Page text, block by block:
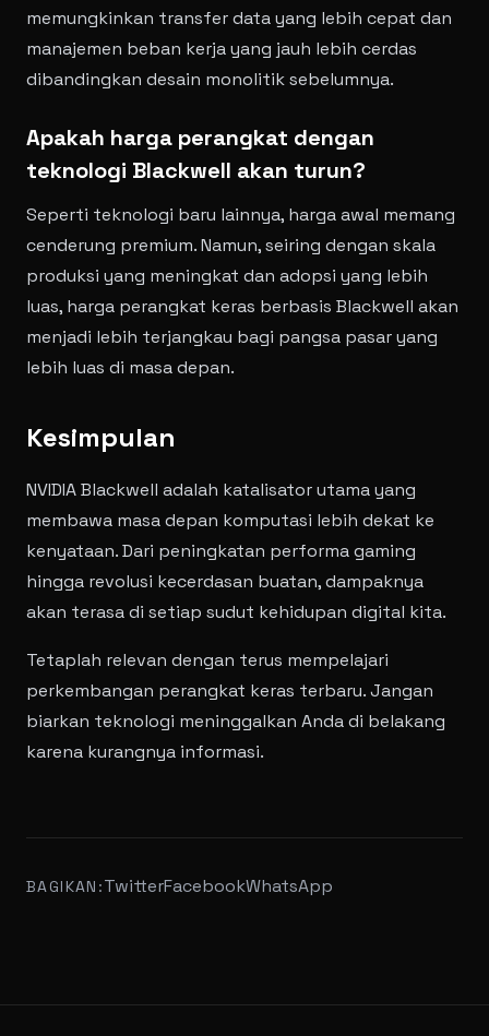
memungkinkan transfer data yang lebih cepat dan
manajemen beban kerja yang jauh lebih cerdas
dibandingkan desain monolitik sebelumnya.
Apakah harga perangkat dengan
teknologi Blackwell akan turun?
Seperti teknologi baru lainnya, harga awal memang
cenderung premium. Namun, seiring dengan skala
produksi yang meningkat dan adopsi yang lebih
luas, harga perangkat keras berbasis Blackwell akan
menjadi lebih terjangkau bagi pangsa pasar yang
lebih luas di masa depan.
Kesimpulan
NVIDIA Blackwell adalah katalisator utama yang
membawa masa depan komputasi lebih dekat ke
kenyataan. Dari peningkatan performa gaming
hingga revolusi kecerdasan buatan, dampaknya
akan terasa di setiap sudut kehidupan digital kita.
Tetaplah relevan dengan terus mempelajari
perkembangan perangkat keras terbaru. Jangan
biarkan teknologi meninggalkan Anda di belakang
karena kurangnya informasi.
BAGIKAN:TwitterFacebookWhatsApp